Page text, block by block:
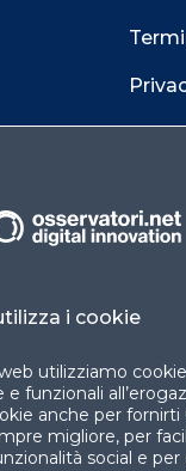
LinkedIn
i cookie
utilizziamo
e funzionali
anche per fornirti
migliore, per
social e